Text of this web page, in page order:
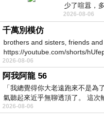
少了喧囂，
一
2026-08-06
千萬別模仿
brothers and sisters, friends
https://youtube.com/shorts/
https
2026-08-06
阿我阿龍 56
「我總覺得你大老遠跑來不是
氣聽起來近乎無聊透頂了。 這次
2026-08-06